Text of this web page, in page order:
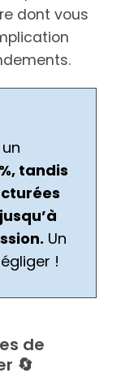
dont vous
tandis
Un
!
de
🔄